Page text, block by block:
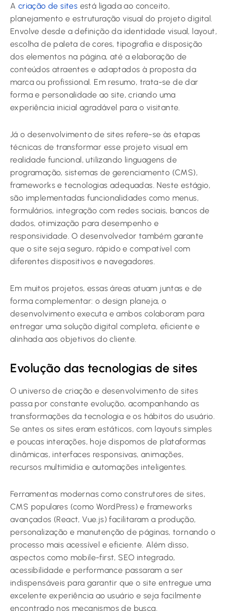
A criação de sites está ligada ao conceito,
planejamento e estruturação visual do projeto digital.
Envolve desde a definição da identidade visual, layout,
escolha de paleta de cores, tipografia e disposição
dos elementos na página, até a elaboração de
conteúdos atraentes e adaptados à proposta da
marca ou profissional. Em resumo, trata-se de dar
forma e personalidade ao site, criando uma
experiência inicial agradável para o visitante.
Já o desenvolvimento de sites refere-se às etapas
técnicas de transformar esse projeto visual em
realidade funcional, utilizando linguagens de
programação, sistemas de gerenciamento (CMS),
frameworks e tecnologias adequadas. Neste estágio,
são implementadas funcionalidades como menus,
formulários, integração com redes sociais, bancos de
dados, otimização para desempenho e
responsividade. O desenvolvedor também garante
que o site seja seguro, rápido e compatível com
diferentes dispositivos e navegadores.
Em muitos projetos, essas áreas atuam juntas e de
forma complementar: o design planeja, o
desenvolvimento executa e ambos colaboram para
entregar uma solução digital completa, eficiente e
alinhada aos objetivos do cliente.
Evolução das tecnologias de sites
O universo de criação e desenvolvimento de sites
passa por constante evolução, acompanhando as
transformações da tecnologia e os hábitos do usuário.
Se antes os sites eram estáticos, com layouts simples
e poucas interações, hoje dispomos de plataformas
dinâmicas, interfaces responsivas, animações,
recursos multimídia e automações inteligentes.
Ferramentas modernas como construtores de sites,
CMS populares (como WordPress) e frameworks
avançados (React, Vue.js) facilitaram a produção,
personalização e manutenção de páginas, tornando o
processo mais acessível e eficiente. Além disso,
aspectos como mobile-first, SEO integrado,
acessibilidade e performance passaram a ser
indispensáveis para garantir que o site entregue uma
excelente experiência ao usuário e seja facilmente
encontrado nos mecanismos de busca.